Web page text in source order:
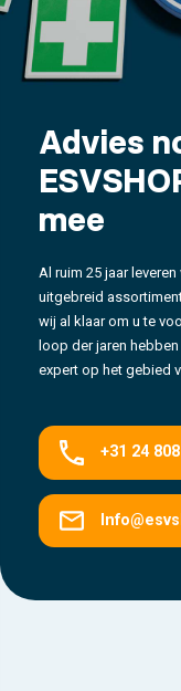
Advies
mee
Al ruim 25 jaar
uitgebreid
wij al klaar om u te
loop der jaren
expert op het gebied
+31 24